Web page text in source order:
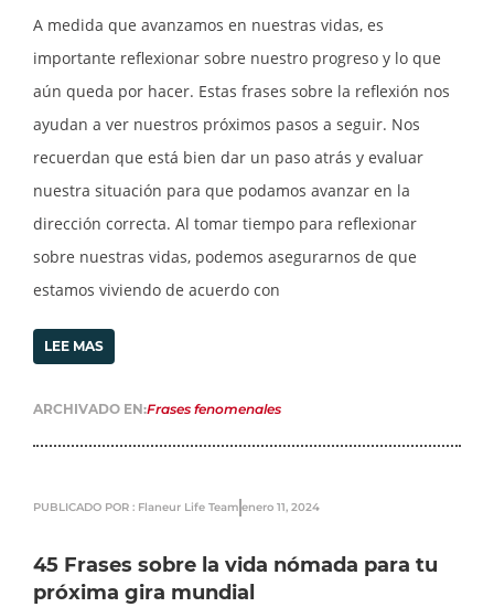
A medida que avanzamos en nuestras vidas, es
importante reflexionar sobre nuestro progreso y lo que
aún queda por hacer. Estas frases sobre la reflexión nos
ayudan a ver nuestros próximos pasos a seguir. Nos
recuerdan que está bien dar un paso atrás y evaluar
nuestra situación para que podamos avanzar en la
dirección correcta. Al tomar tiempo para reflexionar
sobre nuestras vidas, podemos asegurarnos de que
estamos viviendo de acuerdo con
LEE MAS
ARCHIVADO EN:Frases fenomenales
PUBLICADO POR : Flaneur Life Team enero 11, 2024
45 Frases sobre la vida nómada para tu
próxima gira mundial